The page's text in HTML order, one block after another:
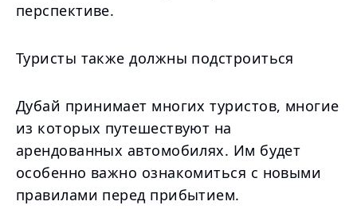
перспективе.
Туристы также должны подстроиться
Дубай принимает многих туристов, многие
из которых путешествуют на
арендованных автомобилях. Им будет
особенно важно ознакомиться с новыми
правилами перед прибытием.